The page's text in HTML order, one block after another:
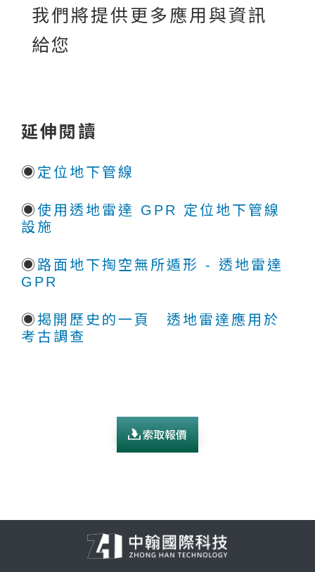
我們將提供更多應用與資訊
給您
延伸閱讀
◉ 定位地下管線
◉使用透地雷達 GPR 定位地下管線
設施
◉ 路面地下掏空無所遁形 - 透地雷達
GPR
◉揭開歷史的一頁 透地雷達應用於
考古調查